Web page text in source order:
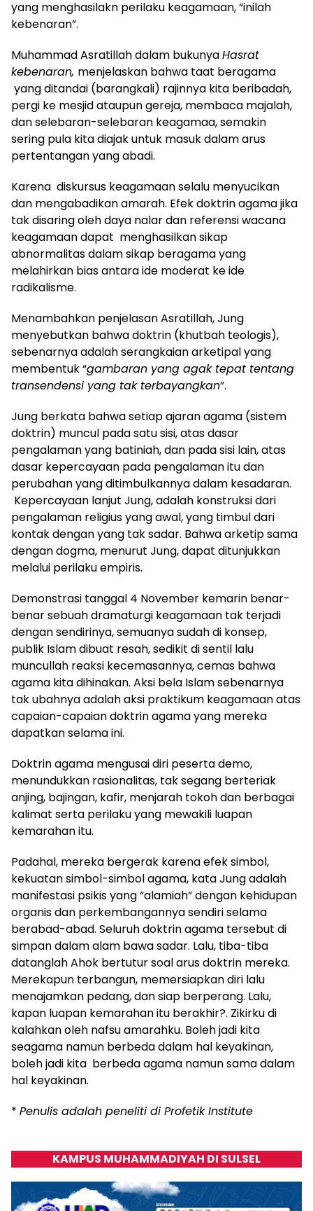
yang menghasilakn perilaku keagamaan, “inilah
kebenaran”.
Muhammad Asratillah dalam bukunyaHasrat
kebenaran, menjelaskan bahwa taat beragama
yang ditandai (barangkali) rajinnya kita beribadah,
pergi ke mesjid ataupun gereja, membaca majalah,
dan selebaran-selebaran keagamaa, semakin
sering pula kita diajak untuk masuk dalam arus
pertentangan yang abadi.
Karena diskursus keagamaan selalu menyucikan
dan mengabadikan amarah. Efek doktrin agama jika
tak disaring oleh daya nalar dan referensi wacana
keagamaan dapat menghasilkan sikap
abnormalitas dalam sikap beragama yang
melahirkan bias antara ide moderat ke ide
radikalisme.
Menambahkan penjelasan Asratillah, Jung
menyebutkan bahwa doktrin (khutbah teologis),
sebenarnya adalah serangkaian arketipal yang
membentuk “gambaran yang agak tepat tentang
transendensi yang tak terbayangkan”.
Jung berkata bahwa setiap ajaran agama (sistem
doktrin) muncul pada satu sisi, atas dasar
pengalaman yang batiniah, dan pada sisi lain, atas
dasar kepercayaan pada pengalaman itu dan
perubahan yang ditimbulkannya dalam kesadaran.
Kepercayaan lanjut Jung, adalah konstruksi dari
pengalaman religius yang awal, yang timbul dari
kontak dengan yang tak sadar. Bahwa arketip sama
dengan dogma, menurut Jung, dapat ditunjukkan
melalui perilaku empiris.
Demonstrasi tanggal 4 November kemarin benar-
benar sebuah dramaturgi keagamaan tak terjadi
dengan sendirinya, semuanya sudah di konsep,
publik Islam dibuat resah, sedikit di sentil lalu
muncullah reaksi kecemasannya, cemas bahwa
agama kita dihinakan. Aksi bela Islam sebenarnya
tak ubahnya adalah aksi praktikum keagamaan atas
capaian-capaian doktrin agama yang mereka
dapatkan selama ini.
Doktrin agama mengusai diri peserta demo,
menundukkan rasionalitas, tak segang berteriak
anjing, bajingan, kafir, menjarah tokoh dan berbagai
kalimat serta perilaku yang mewakili luapan
kemarahan itu.
Padahal, mereka bergerak karena efek simbol,
kekuatan simbol-simbol agama, kata Jung adalah
manifestasi psikis yang “alamiah” dengan kehidupan
organis dan perkembangannya sendiri selama
berabad-abad. Seluruh doktrin agama tersebut di
simpan dalam alam bawa sadar. Lalu, tiba-tiba
datanglah Ahok bertutur soal arus doktrin mereka.
Merekapun terbangun, memersiapkan diri lalu
menajamkan pedang, dan siap berperang. Lalu,
kapan luapan kemarahan itu berakhir?. Zikirku di
kalahkan oleh nafsu amarahku. Boleh jadi kita
seagama namun berbeda dalam hal keyakinan,
boleh jadi kita berbeda agama namun sama dalam
hal keyakinan.
* Penulis adalah peneliti di Profetik Institute
KAMPUS MUHAMMADIYAH DI SULSEL